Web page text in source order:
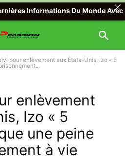
pour enlèvement aux États-Unis, Izo « 5
enlèvement
Izo « 5
une peine
à vie
Informations Du Monde Avec